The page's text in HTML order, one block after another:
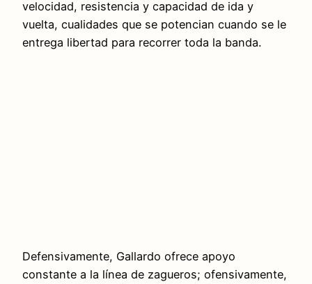
velocidad, resistencia y capacidad de ida y
vuelta, cualidades que se potencian cuando se le
entrega libertad para recorrer toda la banda.
Defensivamente, Gallardo ofrece apoyo
constante a la línea de zagueros; ofensivamente,